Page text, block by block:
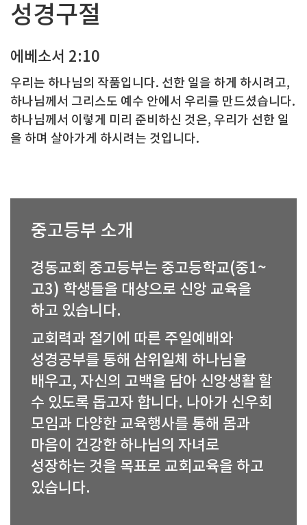
성경구절
에베소서 2:10
우리는 하나님의 작품입니다. 선한 일을 하게 하시려고,
하나님께서 그리스도 예수 안에서 우리를 만드셨습니다.
하나님께서 이렇게 미리 준비하신 것은, 우리가 선한 일
을 하며 살아가게 하시려는 것입니다.
중고등부 소개
경동교회 중고등부는 중고등학교(중1~
고3) 학생들을 대상으로 신앙 교육을
하고 있습니다.
교회력과 절기에 따른 주일예배와
성경공부를 통해 삼위일체 하나님을
배우고, 자신의 고백을 담아 신앙생활 할
수 있도록 돕고자 합니다. 나아가 신우회
모임과 다양한 교육행사를 통해 몸과
마음이 건강한 하나님의 자녀로
성장하는 것을 목표로 교회교육을 하고
있습니다.